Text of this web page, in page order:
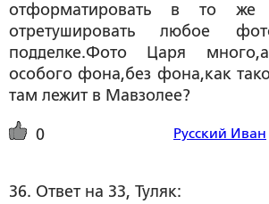
отформатировать в то же
отретушировать любое
подделке.Фото Царя
особого фона,без фона,как
там лежит в Мавзолее?
0 Русский Иван
36. Ответ на 33, Туляк: